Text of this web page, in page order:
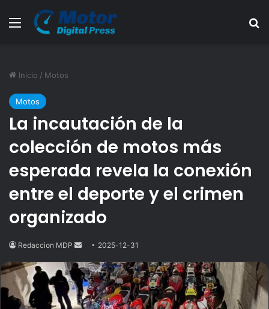
Menú
Inicio / Motos
Motos
La incautación de la
colección de motos más
esperada revela la conexión
entre el deporte y el crimen
organizado
Redaccion MDP
Send
email
2025-12-31